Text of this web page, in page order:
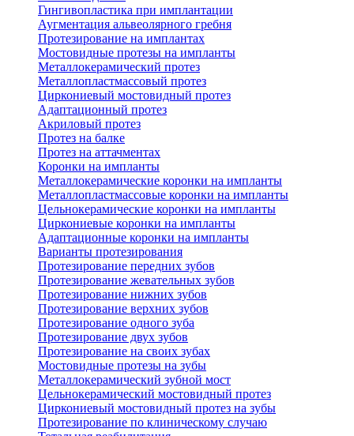
Гингивопластика при имплантации
Аугментация альвеолярного гребня
Протезирование на имплантах
Мостовидные протезы на импланты
Металлокерамический протез
Металлопластмассовый протез
Циркониевый мостовидный протез
Адаптационный протез
Акриловый протез
Протез на балке
Протез на аттачментах
Коронки на импланты
Металлокерамические коронки на импланты
Металлопластмассовые коронки на импланты
Цельнокерамические коронки на импланты
Циркониевые коронки на импланты
Адаптационные коронки на импланты
Варианты протезирования
Протезирование передних зубов
Протезирование жевательных зубов
Протезирование нижних зубов
Протезирование верхних зубов
Протезирование одного зуба
Протезирование двух зубов
Протезирование на своих зубах
Мостовидные протезы на зубы
Металлокерамический зубной мост
Цельнокерамический мостовидный протез
Циркониевый мостовидный протез на зубы
Протезирование по клиническому случаю